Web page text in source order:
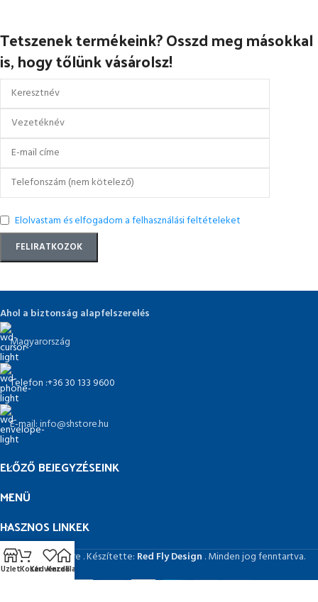
Tetszenek termékeink? Osszd meg másokkal
is, hogy tőlünk vásárolsz!
Elolvastam és elfogadom a felhasználási feltételeket
Ahol a biztonság alapfelszerelés
Magyarország
Telefon :+36 30 133 9600
E-mail: info@shstore.hu
ELŐZŐ BEJEGYZÉSEINK
MENÜ
HASZNOS LINKEK
© 2026 SHstore . Készítette: Red Fly Design . Minden jog fenntartva.
ÜzletKosárKedvencek
Kezdőlap